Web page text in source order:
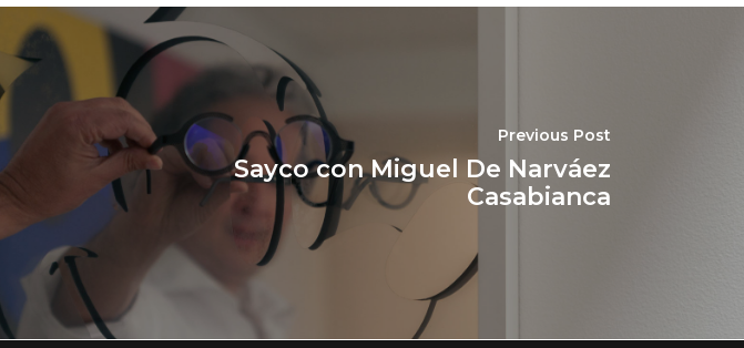
Previous Post
Sayco con Miguel De Narváez
Casabianca